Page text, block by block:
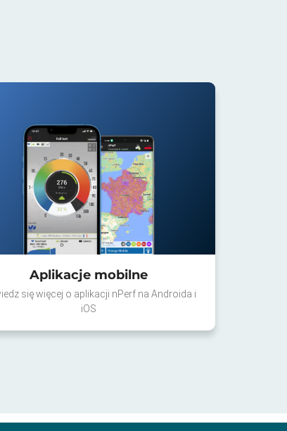
Aplikacje mobilne
się więcej o aplikacji nPerf na Androida i
iOS